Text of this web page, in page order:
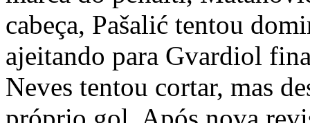
cabeça, Pašalić tentou
ajeitando para Gvardiol
Neves tentou cortar, mas